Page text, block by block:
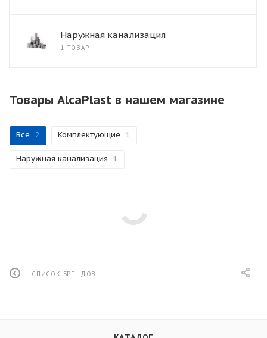
Наружная канализация
1 ТОВАР
Товары AlcaPlast в нашем магазине
Все 2 Комплектующие 1
Наружная канализация 1
СПИСОК БРЕНДОВ